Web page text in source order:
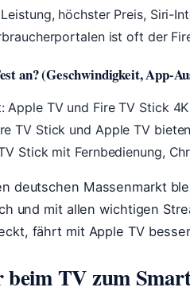
höchster Preis, Siri-
ist oft der
an? (Geschwindigkeit, App-
Apple TV und Fire TV Stick
TV Stick und Apple TV
Stick mit Fernbedienung,
deutschen Massenmarkt
und mit allen wichtigen
fährt mit Apple TV
beim TV zum